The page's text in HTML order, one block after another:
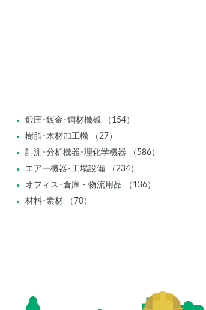
鍛圧･鈑金･鋼材機械 （154）
樹脂･木材加工機 （27）
計測･分析機器･理化学機器 （586）
エアー機器･工場設備 （234）
オフィス･倉庫・物流用品 （136）
材料･素材 （70）